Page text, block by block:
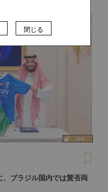
ブラジル国内では賛否両
閉じる